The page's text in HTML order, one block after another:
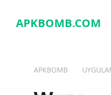
APKBOMB.COM
APKBOMB